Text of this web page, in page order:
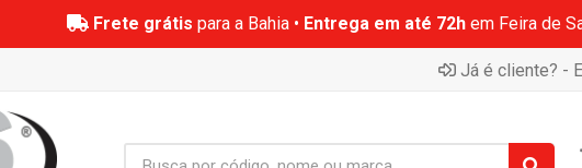
Frete grátis para a Bahia • Entrega em até 72hem Feira de
Já é cliente? -